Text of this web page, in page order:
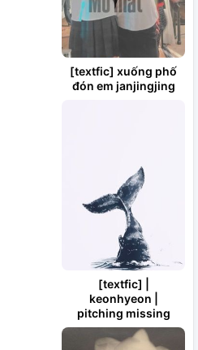
[textfic] xuống phố
đón em janjingjing
[textfic] |
keonhyeon |
pitching missing